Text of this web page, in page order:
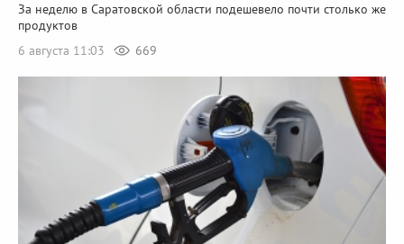
За неделю в Саратовской области подешевело почти столько же
продуктов
6 августа 11:03
669